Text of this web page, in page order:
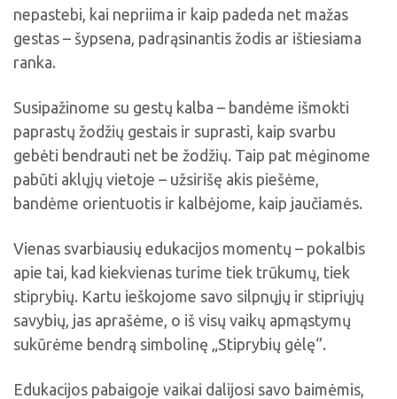
nepastebi, kai nepriima ir kaip padeda net mažas
gestas – šypsena, padrąsinantis žodis ar ištiesiama
ranka.
Susipažinome su gestų kalba – bandėme išmokti
paprastų žodžių gestais ir suprasti, kaip svarbu
gebėti bendrauti net be žodžių. Taip pat mėginome
pabūti aklųjų vietoje – užsirišę akis piešėme,
bandėme orientuotis ir kalbėjome, kaip jaučiamės.
Vienas svarbiausių edukacijos momentų – pokalbis
apie tai, kad kiekvienas turime tiek trūkumų, tiek
stiprybių. Kartu ieškojome savo silpnųjų ir stipriųjų
savybių, jas aprašėme, o iš visų vaikų apmąstymų
sukūrėme bendrą simbolinę „Stiprybių gėlę“.
Edukacijos pabaigoje vaikai dalijosi savo baimėmis,